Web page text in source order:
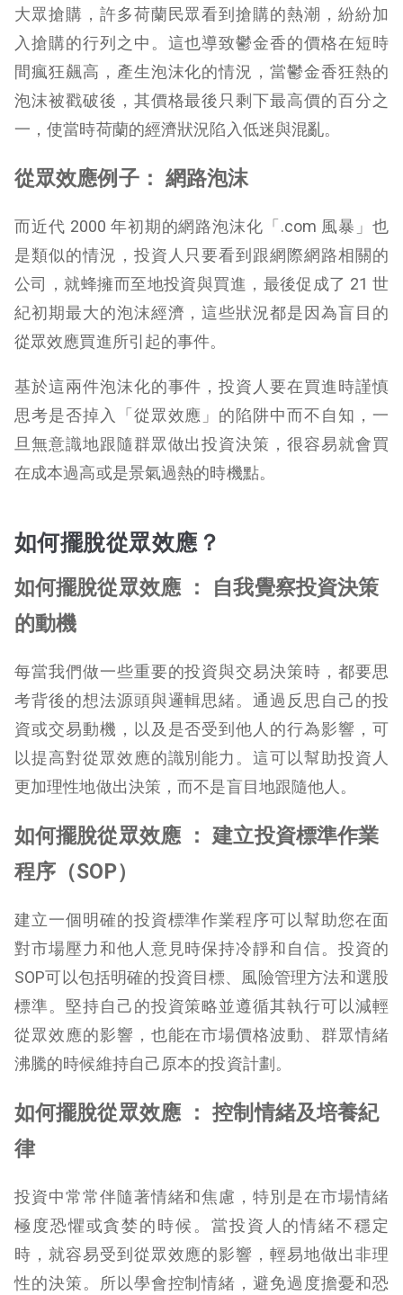
大眾搶購，許多荷蘭民眾看到搶購的熱潮，紛紛加
入搶購的行列之中。這也導致鬱金香的價格在短時
間瘋狂飆高，產生泡沫化的情況，當鬱金香狂熱的
泡沫被戳破後，其價格最後只剩下最高價的百分之
一，使當時荷蘭的經濟狀況陷入低迷與混亂。
從眾效應例子： 網路泡沫
而近代 2000 年初期的網路泡沫化「.com 風暴」也
是類似的情況，投資人只要看到跟網際網路相關的
公司，就蜂擁而至地投資與買進，最後促成了 21 世
紀初期最大的泡沫經濟，這些狀況都是因為盲目的
從眾效應買進所引起的事件。
基於這兩件泡沫化的事件，投資人要在買進時謹慎
思考是否掉入「從眾效應」的陷阱中而不自知，一
旦無意識地跟隨群眾做出投資決策，很容易就會買
在成本過高或是景氣過熱的時機點。
如何擺脫從眾效應？
如何擺脫從眾效應 ： 自我覺察投資決策
的動機
每當我們做一些重要的投資與交易決策時，都要思
考背後的想法源頭與邏輯思緒。通過反思自己的投
資或交易動機，以及是否受到他人的行為影響，可
以提高對從眾效應的識別能力。這可以幫助投資人
更加理性地做出決策，而不是盲目地跟隨他人。
如何擺脫從眾效應 ： 建立投資標準作業
程序（SOP）
建立一個明確的投資標準作業程序可以幫助您在面
對市場壓力和他人意見時保持冷靜和自信。投資的
SOP可以包括明確的投資目標、風險管理方法和選股
標準。堅持自己的投資策略並遵循其執行可以減輕
從眾效應的影響，也能在市場價格波動、群眾情緒
沸騰的時候維持自己原本的投資計劃。
如何擺脫從眾效應 ： 控制情緒及培養紀
律
投資中常常伴隨著情緒和焦慮，特別是在市場情緒
極度恐懼或貪婪的時候。當投資人的情緒不穩定
時，就容易受到從眾效應的影響，輕易地做出非理
性的決策。所以學會控制情緒，避免過度擔憂和恐